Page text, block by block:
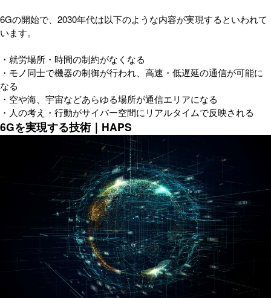
6Gの開始で、2030年代は以下のような内容が実現するといわれて
います。
・就労場所・時間の制約がなくなる
・モノ同士で機器の制御が行われ、高速・低遅延の通信が可能に
なる
・空や海、宇宙などあらゆる場所が通信エリアになる
・人の考え・行動がサイバー空間にリアルタイムで反映される
6Gを実現する技術｜HAPS